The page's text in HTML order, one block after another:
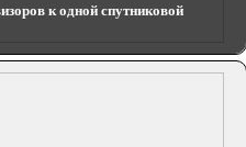
к одной спутниковой